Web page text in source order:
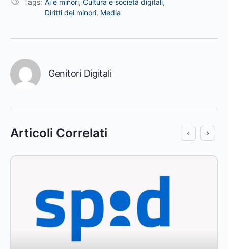
Diritti dei minori, Media
Genitori Digitali
Articoli Correlati